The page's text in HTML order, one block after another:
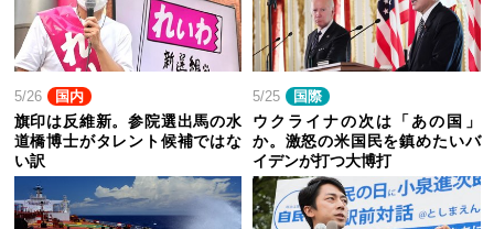
5/26 国内
旗印は反維新。参院選出馬の水
道橋博士がタレント候補ではな
い訳
5/25 国際
ウクライナの次は「あの国」
か。激怒の米国民を鎮めたいバ
イデンが打つ大博打